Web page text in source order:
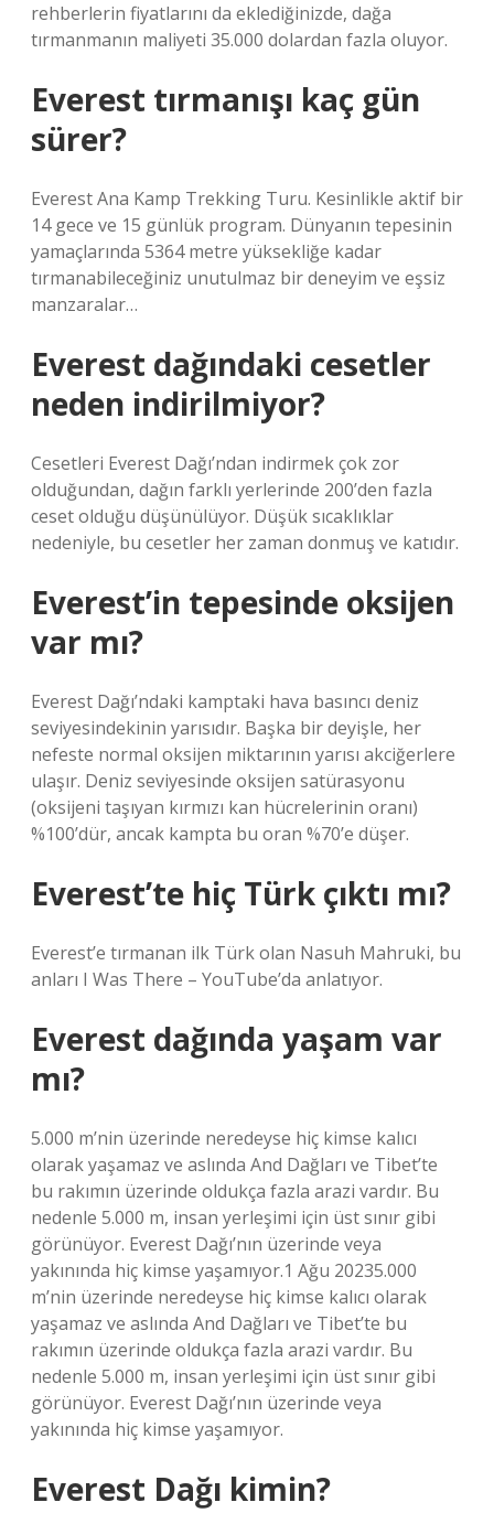
rehberlerin fiyatlarını da eklediğinizde, dağa
tırmanmanın maliyeti 35.000 dolardan fazla oluyor.
Everest tırmanışı kaç gün
sürer?
Everest Ana Kamp Trekking Turu. Kesinlikle aktif bir
14 gece ve 15 günlük program. Dünyanın tepesinin
yamaçlarında 5364 metre yüksekliğe kadar
tırmanabileceğiniz unutulmaz bir deneyim ve eşsiz
manzaralar…
Everest dağındaki cesetler
neden indirilmiyor?
Cesetleri Everest Dağı’ndan indirmek çok zor
olduğundan, dağın farklı yerlerinde 200’den fazla
ceset olduğu düşünülüyor. Düşük sıcaklıklar
nedeniyle, bu cesetler her zaman donmuş ve katıdır.
Everest’in tepesinde oksijen
var mı?
Everest Dağı’ndaki kamptaki hava basıncı deniz
seviyesindekinin yarısıdır. Başka bir deyişle, her
nefeste normal oksijen miktarının yarısı akciğerlere
ulaşır. Deniz seviyesinde oksijen satürasyonu
(oksijeni taşıyan kırmızı kan hücrelerinin oranı)
%100’dür, ancak kampta bu oran %70’e düşer.
Everest’te hiç Türk çıktı mı?
Everest’e tırmanan ilk Türk olan Nasuh Mahruki, bu
anları I Was There – YouTube’da anlatıyor.
Everest dağında yaşam var
mı?
5.000 m’nin üzerinde neredeyse hiç kimse kalıcı
olarak yaşamaz ve aslında And Dağları ve Tibet’te
bu rakımın üzerinde oldukça fazla arazi vardır. Bu
nedenle 5.000 m, insan yerleşimi için üst sınır gibi
görünüyor. Everest Dağı’nın üzerinde veya
yakınında hiç kimse yaşamıyor.1 Ağu 20235.000
m’nin üzerinde neredeyse hiç kimse kalıcı olarak
yaşamaz ve aslında And Dağları ve Tibet’te bu
rakımın üzerinde oldukça fazla arazi vardır. Bu
nedenle 5.000 m, insan yerleşimi için üst sınır gibi
görünüyor. Everest Dağı’nın üzerinde veya
yakınında hiç kimse yaşamıyor.
Everest Dağı kimin?